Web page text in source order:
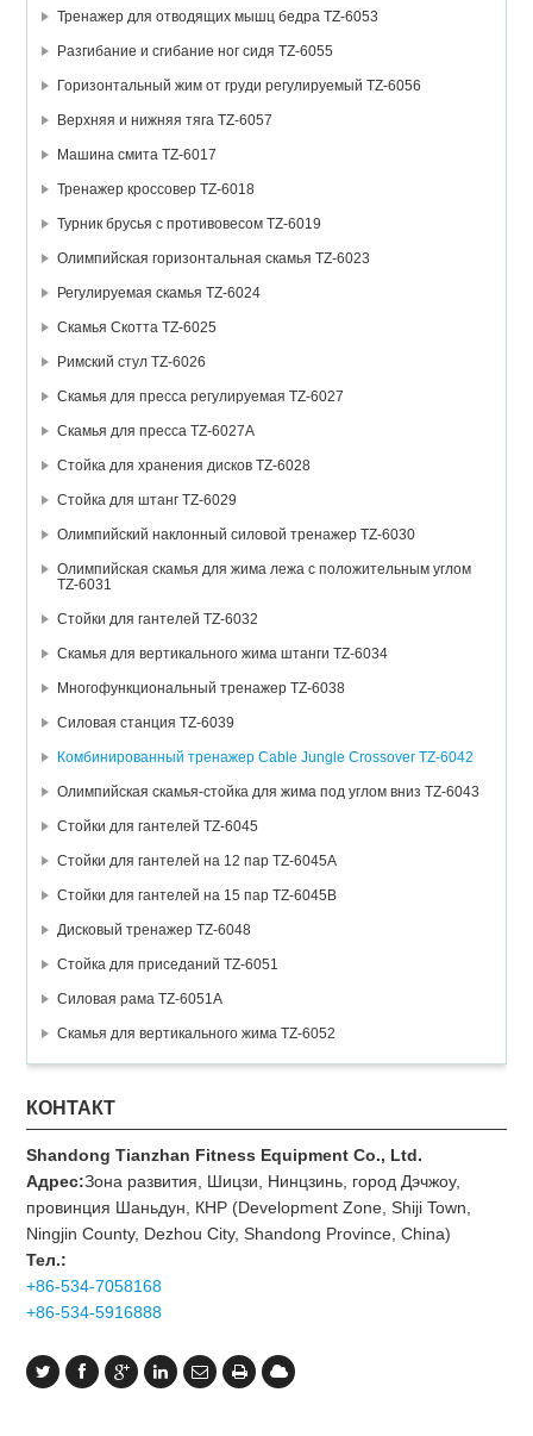
Тренажер для отводящих мышц бедра TZ-6053
Разгибание и сгибание ног сидя TZ-6055
Горизонтальный жим от груди регулируемый TZ-6056
Верхняя и нижняя тяга TZ-6057
Машина смита TZ-6017
Тренажер кроссовер TZ-6018
Турник брусья с противовесом TZ-6019
Олимпийская горизонтальная скамья TZ-6023
Регулируемая скамья TZ-6024
Скамья Скотта TZ-6025
Римский стул TZ-6026
Скамья для пресса регулируемая TZ-6027
Скамья для пресса TZ-6027А
Стойка для хранения дисков TZ-6028
Стойка для штанг TZ-6029
Олимпийский наклонный силовой тренажер TZ-6030
Олимпийская скамья для жима лежа с положительным углом
TZ-6031
Стойки для гантелей TZ-6032
Скамья для вертикального жима штанги TZ-6034
Многофункциональный тренажер TZ-6038
Силовая станция TZ-6039
Комбинированный тренажер Cable Jungle Crossover TZ-6042
Олимпийская скамья-стойка для жима под углом вниз TZ-6043
Стойки для гантелей TZ-6045
Стойки для гантелей на 12 пар TZ-6045А
Стойки для гантелей на 15 пар TZ-6045В
Дисковый тренажер TZ-6048
Стойка для приседаний TZ-6051
Силовая рама TZ-6051A
Скамья для вертикального жима TZ-6052
КОНТАКТ
Shandong Tianzhan Fitness Equipment Co., Ltd.
Адрес:Зона развития, Шицзи, Нинцзинь, город Дэчжоу,
провинция Шаньдун, КНР (Development Zone, Shiji Town,
Ningjin County, Dezhou City, Shandong Province, China)
Тел.:
+86-534-7058168
+86-534-5916888